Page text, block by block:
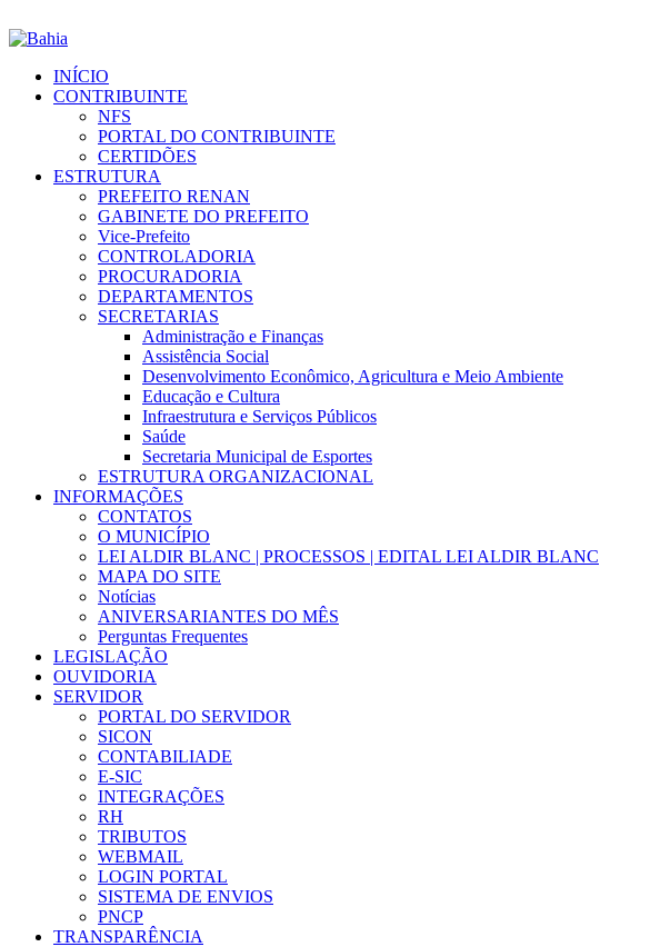
INÍCIO
CONTRIBUINTE
NFS
PORTAL DO CONTRIBUINTE
CERTIDÕES
ESTRUTURA
PREFEITO RENAN
GABINETE DO PREFEITO
Vice-Prefeito
CONTROLADORIA
PROCURADORIA
DEPARTAMENTOS
SECRETARIAS
Administração e Finanças
Assistência Social
Desenvolvimento Econômico, Agricultura e Meio Ambiente
Educação e Cultura
Infraestrutura e Serviços Públicos
Saúde
Secretaria Municipal de Esportes
ESTRUTURA ORGANIZACIONAL
INFORMAÇÕES
CONTATOS
O MUNICÍPIO
LEI ALDIR BLANC | PROCESSOS | EDITAL LEI ALDIR BLANC
MAPA DO SITE
Notícias
ANIVERSARIANTES DO MÊS
Perguntas Frequentes
LEGISLAÇÃO
OUVIDORIA
SERVIDOR
PORTAL DO SERVIDOR
SICON
CONTABILIADE
E-SIC
INTEGRAÇÕES
RH
TRIBUTOS
WEBMAIL
LOGIN PORTAL
SISTEMA DE ENVIOS
PNCP
TRANSPARÊNCIA